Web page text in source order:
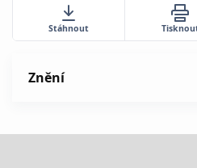
Stáhnout
Znění